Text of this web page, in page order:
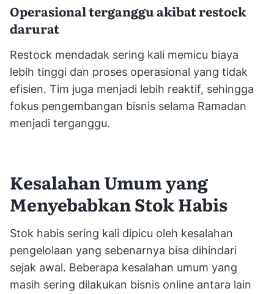
Operasional terganggu akibat restock
darurat
Restock mendadak sering kali memicu biaya
lebih tinggi dan proses operasional yang tidak
efisien. Tim juga menjadi lebih reaktif, sehingga
fokus pengembangan bisnis selama Ramadan
menjadi terganggu.
Kesalahan Umum yang
Menyebabkan Stok Habis
Stok habis sering kali dipicu oleh kesalahan
pengelolaan yang sebenarnya bisa dihindari
sejak awal. Beberapa kesalahan umum yang
masih sering dilakukan bisnis online antara lain